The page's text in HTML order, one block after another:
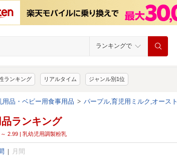
ランキングで
ランキング リアルタイム ジャンル別1位
用品・ベビー用食事用品 > パープル,育児用ミルク,オース
ランキング
2.99 | 乳幼児用調製粉乳
| 月間